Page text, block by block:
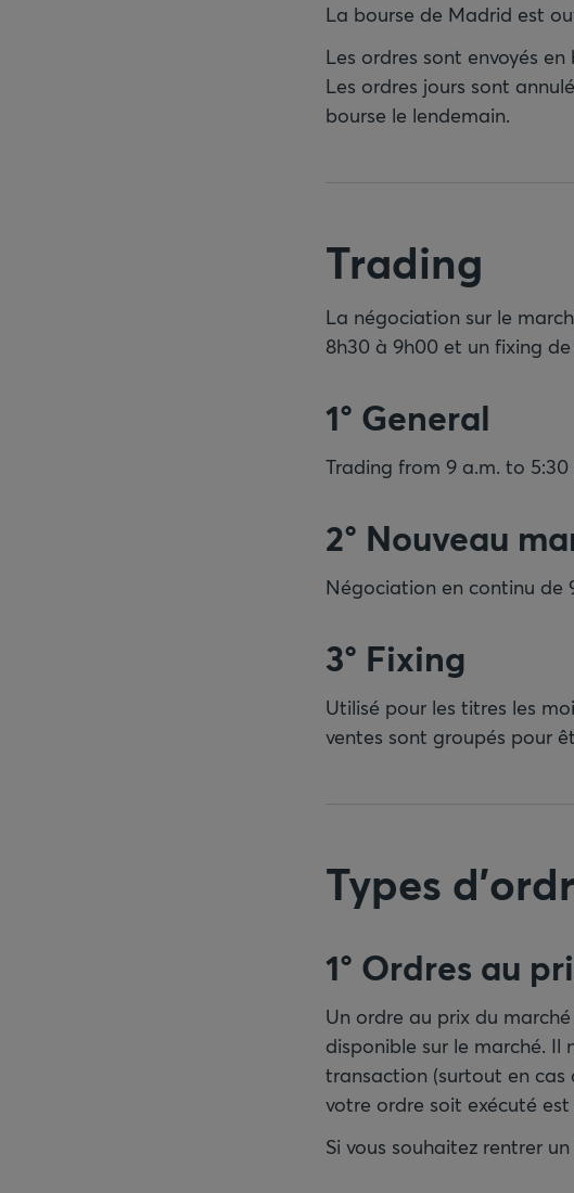
La bourse de Madrid est
Les ordres sont envoyés
Les ordres jours sont
bourse le lendemain.
Trading
La négociation sur le
8h30 à 9h00 et un fixing
1° General
Trading from 9 a.m. to
2° Nouveau
Négociation en continu de
3° Fixing
Utilisé pour les titres les
ventes sont groupés pour
Types
1° Ordres au
Un ordre au prix du
disponible sur le marché. Il
transaction (surtout en
votre ordre soit exécuté
Si vous souhaitez rentrer